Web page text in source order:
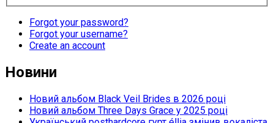
Forgot your password?
Forgot your username?
Create an account
Новини
Новий альбом Black Veil Brides в 2026 році
Новий альбом Three Days Grace у 2025 році